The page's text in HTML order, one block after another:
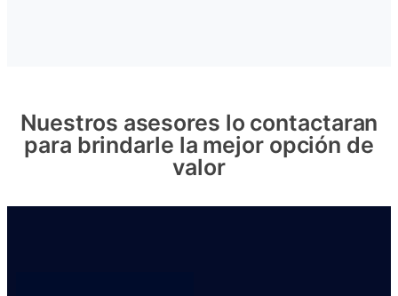
Nuestros asesores lo contactaran
para brindarle la mejor opción de
valor